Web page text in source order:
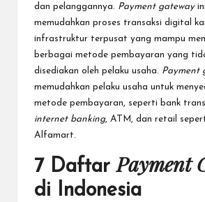
dan pelanggannya. Payment gateway
memudahkan proses transaksi digital
infrastruktur terpusat yang mampu
berbagai metode pembayaran yang
disediakan oleh pelaku usaha. Payment
memudahkan pelaku usaha untuk
metode pembayaran, seperti bank
internet banking, ATM, dan retail
Alfamart.
7 DaftarPayment
di Indonesia